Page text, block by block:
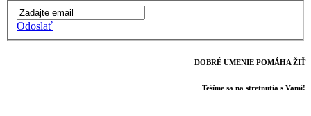
Odoslať
DOBRÉ UMENIE POMÁHA ŽIŤ
Tešíme sa na stretnutia s Vami!